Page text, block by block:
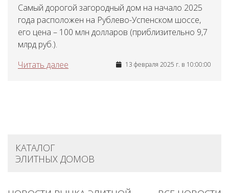
Самый дорогой загородный дом на начало 2025
года расположен на Рублево-Успенском шоссе,
его цена – 100 млн долларов (приблизительно 9,7
млрд руб.).
Читать далее
13 февраля 2025 г. в 10:00:00
КАТАЛОГ
ЭЛИТНЫХ ДОМОВ